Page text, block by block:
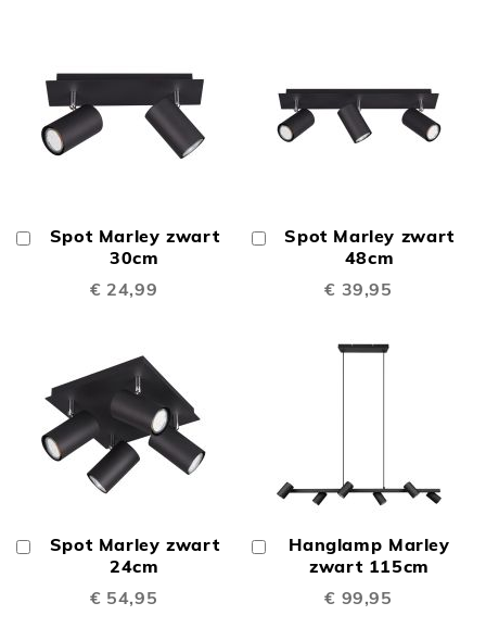
Spot Marley zwart
30cm
€ 24,99
Winkelwagen
Spot Marley zwart
48cm
€ 39,95
Winkelwagen
Spot Marley zwart
24cm
€ 54,95
Winkelwagen
Hanglamp Marley
zwart 115cm
€ 99,95
Winkelwagen